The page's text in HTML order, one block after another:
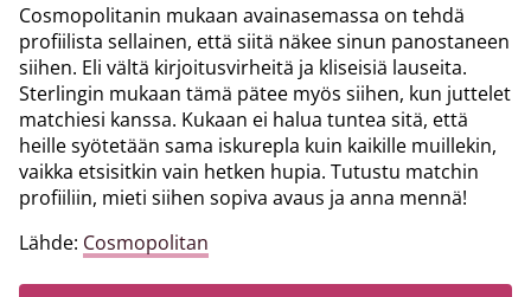
Cosmopolitanin mukaan avainasemassa on tehdä
profiilista sellainen, että siitä näkee sinun panostaneen
siihen. Eli vältä kirjoitusvirheitä ja kliseisiä lauseita.
Sterlingin mukaan tämä pätee myös siihen, kun juttelet
matchiesi kanssa. Kukaan ei halua tuntea sitä, että
heille syötetään sama iskurepla kuin kaikille muillekin,
vaikka etsisitkin vain hetken hupia. Tutustu matchin
profiiliin, mieti siihen sopiva avaus ja anna mennä!
Lähde: Cosmopolitan